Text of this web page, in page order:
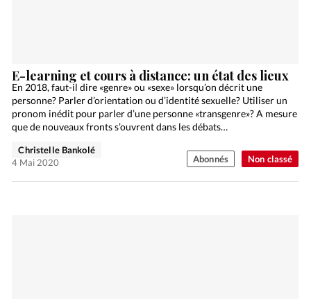
Non classé
E-learning et cours à distance: un état des lieux
En 2018, faut-il dire «genre» ou «sexe» lorsqu’on décrit une
personne? Parler d’orientation ou d’identité sexuelle? Utiliser un
pronom inédit pour parler d’une personne «transgenre»? A mesure
que de nouveaux fronts s’ouvrent dans les débats…
Christelle Bankolé
4 Mai 2020
Abonnés